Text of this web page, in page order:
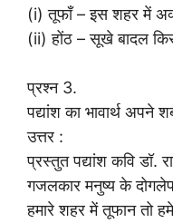
(i) तूफाँ – इस शहर में
(ii) होंठ – सूखे बादल
प्रश्न 3.
पद्यांश का भावार्थ अपने
उत्तर :
प्रस्तुत पद्यांश कवि डॉ.
गजलकार मनुष्य के
हमारे शहर में तूफान तो